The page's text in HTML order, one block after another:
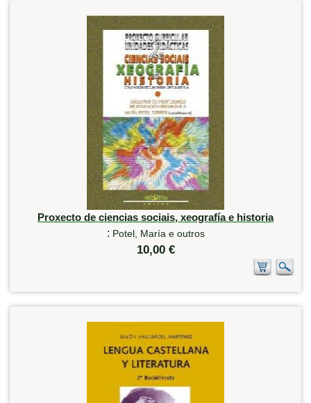
Proxecto de ciencias sociais, xeografía e historia
: Potel, María e outros
10,00 €